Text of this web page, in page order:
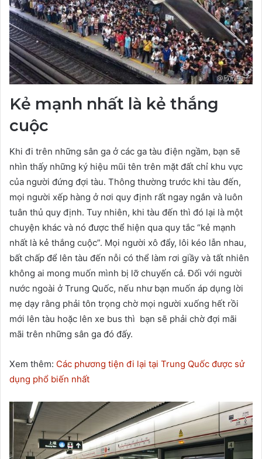
Kẻ mạnh nhất là kẻ thắng
cuộc
Khi đi trên những sân ga ở các ga tàu điện ngầm, bạn sẽ
nhìn thấy những ký hiệu mũi tên trên mặt đất chỉ khu vực
của người đứng đợi tàu. Thông thường trước khi tàu đến,
mọi người xếp hàng ở nơi quy định rất ngay ngắn và luôn
tuân thủ quy định. Tuy nhiên, khi tàu đến thì đó lại là một
chuyện khác và nó được thể hiện qua quy tắc “kẻ mạnh
nhất là kẻ thắng cuộc”. Mọi người xô đẩy, lôi kéo lẫn nhau,
bất chấp để lên tàu đến nỗi có thể làm rơi giầy và tất nhiên
không ai mong muốn mình bị lỡ chuyến cả. Đối với người
nước ngoài ở Trung Quốc, nếu như bạn muốn áp dụng lời
mẹ dạy rằng phải tôn trọng chờ mọi người xuống hết rồi
mới lên tàu hoặc lên xe bus thì bạn sẽ phải chờ đợi mãi
mãi trên những sân ga đó đấy.
Xem thêm: Các phương tiện đi lại tại Trung Quốc được sử
dụng phổ biến nhất